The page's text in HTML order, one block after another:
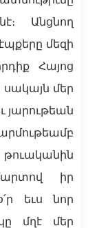
Անցնող
մեզի
Հայոց
մեր
յարութեան
իր
եւս նոր
մղէ մեր